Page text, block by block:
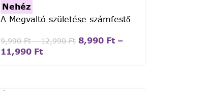
Nehéz
A Megvaltó születése számfestő
9,990Ft – 12,990Ft 8,990 Ft –
11,990 Ft